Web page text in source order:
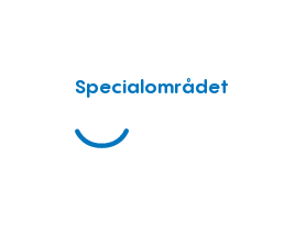
Specialområdet